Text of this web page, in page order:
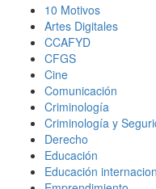
10 Motivos
Artes Digitales
CCAFYD
CFGS
Cine
Comunicación
Criminología
Criminología y
Derecho
Educación
Educación